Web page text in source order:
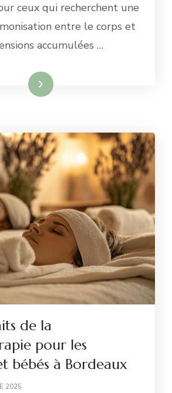
ceux qui recherchent une
entre le corps et
accumulées …
la suite
de la
pour les
bébés à Bordeaux
2025